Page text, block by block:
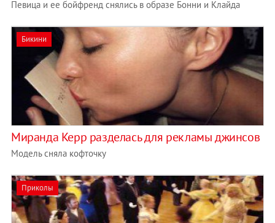
Певица и ее бойфренд снялись в образе Бонни и Клайда
Бикини
Миранда Керр разделась для рекламы джинсов
Модель сняла кофточку
Приколы